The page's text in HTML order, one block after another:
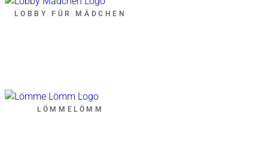
LOBBY FÜR MÄDCHEN
LÖMMELÖMM